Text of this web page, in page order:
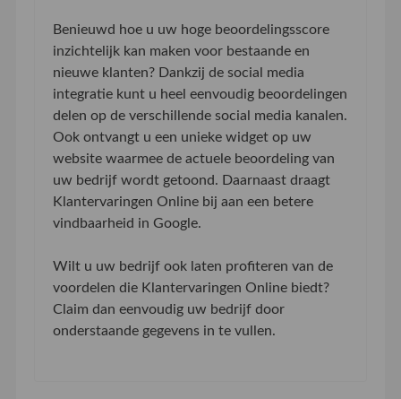
Benieuwd hoe u uw hoge beoordelingsscore
inzichtelijk kan maken voor bestaande en
nieuwe klanten? Dankzij de social media
integratie kunt u heel eenvoudig beoordelingen
delen op de verschillende social media kanalen.
Ook ontvangt u een unieke widget op uw
website waarmee de actuele beoordeling van
uw bedrijf wordt getoond. Daarnaast draagt
Klantervaringen Online bij aan een betere
vindbaarheid in Google.
Wilt u uw bedrijf ook laten profiteren van de
voordelen die Klantervaringen Online biedt?
Claim dan eenvoudig uw bedrijf door
onderstaande gegevens in te vullen.